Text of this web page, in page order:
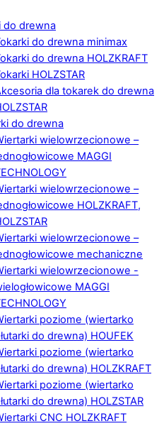
do drewna
do drewna minimax
do drewna HOLZKRAFT
HOLZSTAR
dla tokarek do drewna
do drewna
wielowrzecionowe –
MAGGI
wielowrzecionowe –
HOLZKRAFT,
wielowrzecionowe –
mechaniczne
wielowrzecionowe -
MAGGI
poziome (wiertarko
do drewna) HOUFEK
poziome (wiertarko
do drewna) HOLZKRAFT
poziome (wiertarko
do drewna) HOLZSTAR
CNC HOLZKRAFT